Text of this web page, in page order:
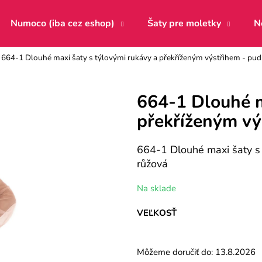
Numoco (iba cez eshop) Šaty pre moletky
664-1 Dlouhé maxi šaty s týlovými rukávy a překříženým výstřihem -
664-1 Dlouhé
překříženým
664-1 Dlouhé maxi šaty
růžová
VEĽKOSŤ
Môžeme doručiť do: 13.8.2026
Na sklade
Čo potrebujete nájsť?
HĽADAŤ